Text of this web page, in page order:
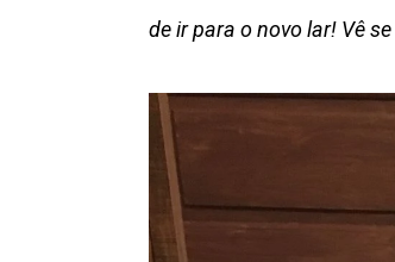
de ir para o novo lar! Vê